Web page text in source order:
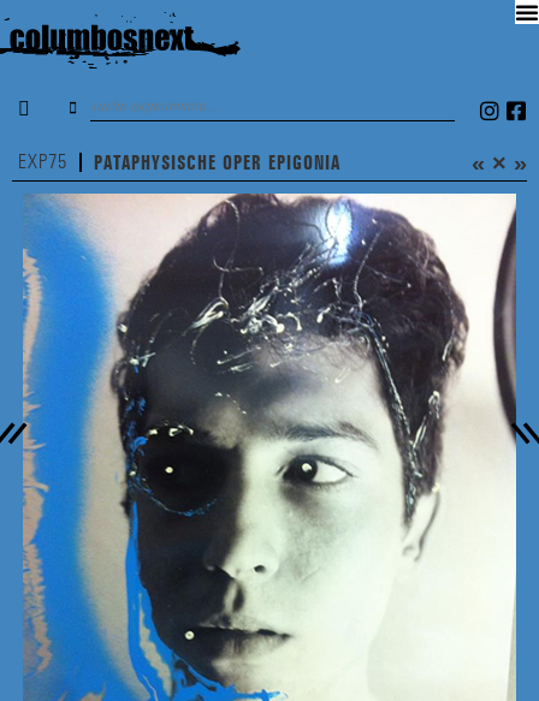
EXP75 PATAPHYSISCHE OPER EPIGONIA « × »